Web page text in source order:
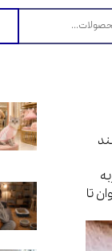
تا